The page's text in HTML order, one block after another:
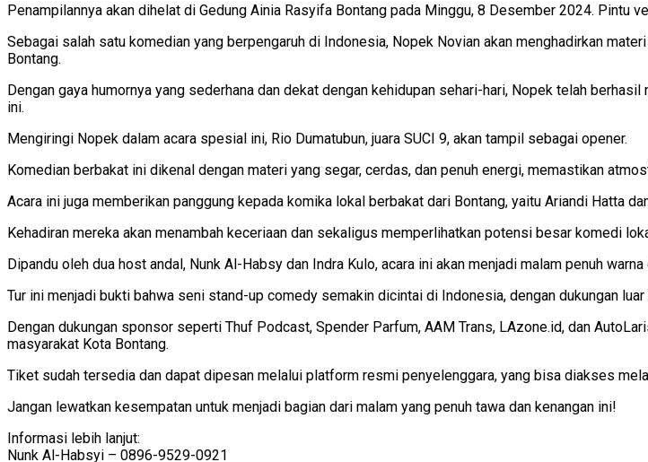
Penampilannya akan dihelat di Gedung Ainia Rasyifa Bontang pada Minggu, 8 Desember 2024. Pintu
Sebagai salah satu komedian yang berpengaruh di Indonesia, Nopek Novian akan menghadirkan
Bontang.
Dengan gaya humornya yang sederhana dan dekat dengan kehidupan sehari-hari, Nopek telah
ini.
Mengiringi Nopek dalam acara spesial ini, Rio Dumatubun, juara SUCI 9, akan tampil sebagai opener.
Komedian berbakat ini dikenal dengan materi yang segar, cerdas, dan penuh energi, memastikan
Acara ini juga memberikan panggung kepada komika lokal berbakat dari Bontang, yaitu Ariandi Hatta
Kehadiran mereka akan menambah keceriaan dan sekaligus memperlihatkan potensi besar komedi
Dipandu oleh dua host andal, Nunk Al-Habsy dan Indra Kulo, acara ini akan menjadi malam penuh
Tur ini menjadi bukti bahwa seni stand-up comedy semakin dicintai di Indonesia, dengan dukungan
Dengan dukungan sponsor seperti Thuf Podcast, Spender Parfum, AAM Trans, LAzone.id, dan
masyarakat Kota Bontang.
Tiket sudah tersedia dan dapat dipesan melalui platform resmi penyelenggara, yang bisa diakses
Jangan lewatkan kesempatan untuk menjadi bagian dari malam yang penuh tawa dan kenangan ini!
Informasi lebih lanjut:
Nunk Al-Habsyi – 0896-9529-0921